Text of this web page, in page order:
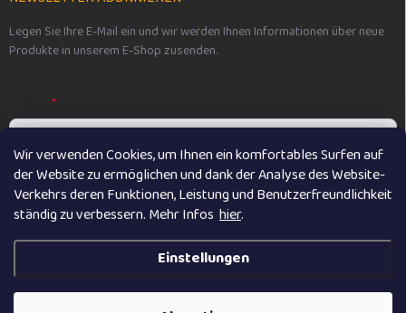
Wir verwenden Cookies, um Ihnen ein komfortables Surfen auf
der Website zu ermöglichen und dank der Analyse des Website-
Verkehrs deren Funktionen, Leistung und Benutzerfreundlichkeit
ständig zu verbessern. Mehr Infos hier.
Einstellungen
Legen Sie Ihre E-Mail ein und wir werden Ihnen Informationen über neue
Produkte in unserem E-Shop zusenden.
Vložením e-mailu souhlasíte spodmínkami ochrany osobních údajů
Anmelden
Vikibaby . Alle Rechte vorbehalten.